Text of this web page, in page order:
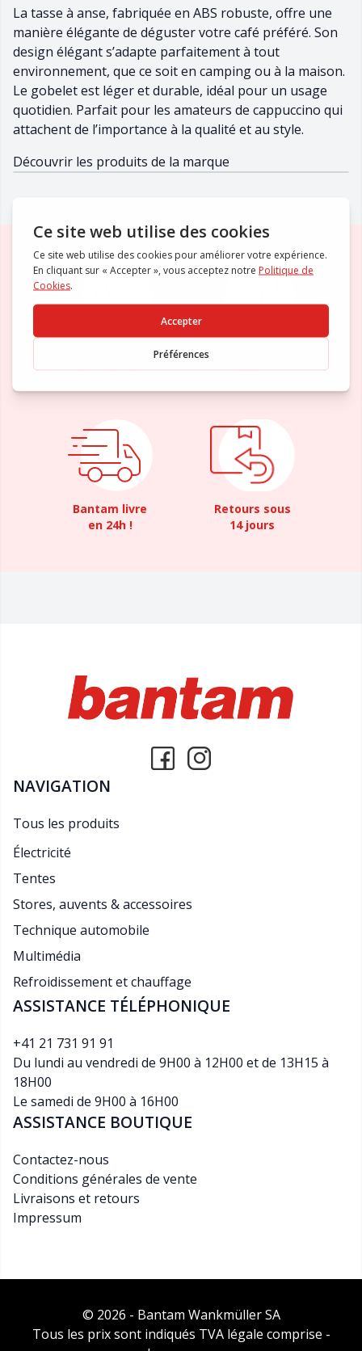
La tasse à anse, fabriquée en ABS robuste, offre une
manière élégante de déguster votre café préféré. Son
design élégant s’adapte parfaitement à tout
environnement, que ce soit en camping ou à la maison.
Le gobelet est léger et durable, idéal pour un usage
quotidien. Parfait pour les amateurs de cappuccino qui
attachent de l’importance à la qualité et au style.
Découvrir les produits de la marque
Livraison offerte
Bantam livre
en 24h !
Retours sous
14 jours
NAVIGATION
Tous les produits
Électricité
Tentes
Stores, auvents & accessoires
Technique automobile
Multimédia
Refroidissement et chauffage
ASSISTANCE TÉLÉPHONIQUE
+41 21 731 91 91
Du lundi au vendredi de 9H00 à 12H00 et de 13H15 à
18H00
Le samedi de 9H00 à 16H00
ASSISTANCE BOUTIQUE
Contactez-nous
Conditions générales de vente
Livraisons et retours
Impressum
© 2026 - Bantam Wankmüller SA
Tous les prix sont indiqués TVA légale comprise -